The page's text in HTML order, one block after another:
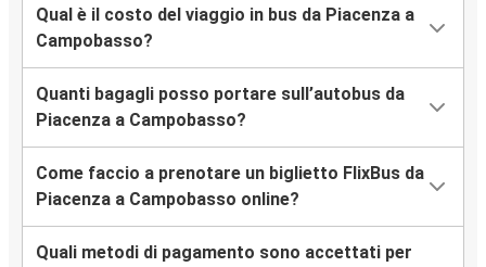
Qual è il costo del viaggio in bus da Piacenza a
Campobasso?
Quanti bagagli posso portare sull’autobus da
Piacenza a Campobasso?
Come faccio a prenotare un biglietto FlixBus da
Piacenza a Campobasso online?
Quali metodi di pagamento sono accettati per